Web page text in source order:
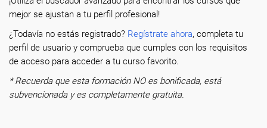
mejor se ajustan a tu perfil profesional!
¿Todavía no estás registrado? Regístrate ahora, completa tu
perfil de usuario y comprueba que cumples con los requisitos
de acceso para acceder a tu curso favorito.
* Recuerda que esta formación NO es bonificada, está
subvencionada y es completamente gratuita.